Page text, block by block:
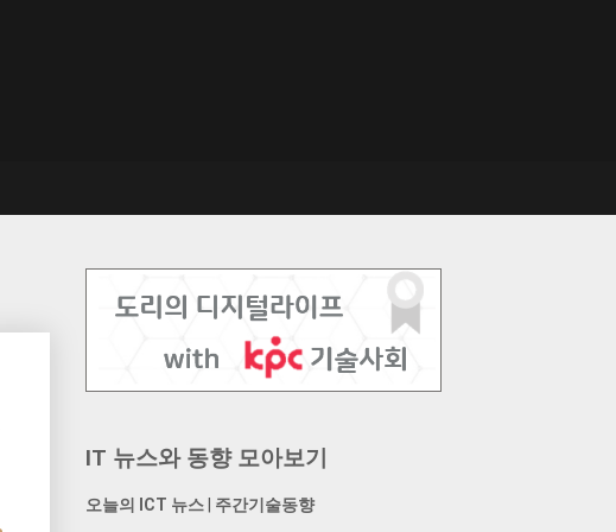
IT 뉴스와 동향 모아보기
오늘의 ICT 뉴스 주간기술동향